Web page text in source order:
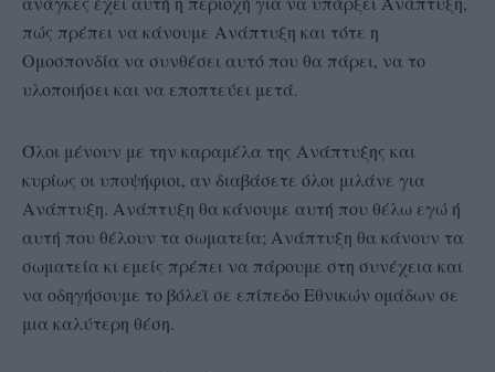
πώς πρέπει να κάνουμε Ανάπτυξη και τότε η
Ομοσπονδία να συνθέσει αυτό που θα πάρει, να το
υλοποιήσει και να εποπτεύει μετά.
Όλοι μένουν με την καραμέλα της Ανάπτυξης και
κυρίως οι υποψήφιοι, αν διαβάσετε όλοι μιλάνε για
Ανάπτυξη. Ανάπτυξη θα κάνουμε αυτή που θέλω εγώ ή
αυτή που θέλουν τα σωματεία; Ανάπτυξη θα κάνουν τα
σωματεία κι εμείς πρέπει να πάρουμε στη συνέχεια και
να οδηγήσουμε το βόλεϊ σε επίπεδο Εθνικών ομάδων σε
μια καλύτερη θέση.